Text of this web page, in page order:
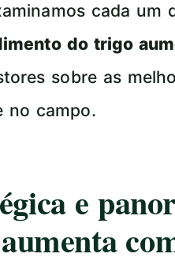
cada um
do trigo
sobre as
no campo.
e